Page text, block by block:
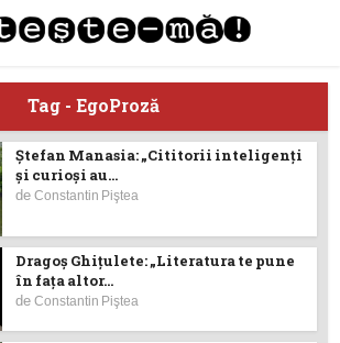
Tag - EgoProză
Ştefan Manasia: „Cititorii inteligenţi
şi curioşi au...
deConstantin Piştea
Dragoş Ghiţulete: „Literatura te pune
în fața altor...
deConstantin Piştea